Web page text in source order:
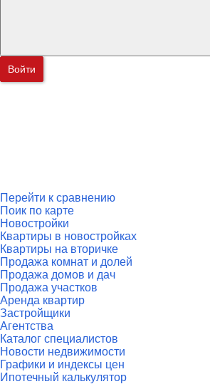
Войти
Перейти к сравнению
Поик по карте
Новостройки
Квартиры в новостройках
Квартиры на вторичке
Продажа комнат и долей
Продажа домов и дач
Продажа участков
Аренда квартир
Застройщики
Агентства
Каталог специалистов
Новости недвижимости
Графики и индексы цен
Ипотечный калькулятор